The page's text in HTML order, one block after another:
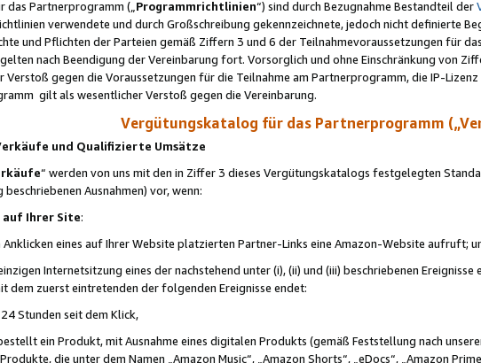
das Partnerprogramm („Programmrichtlinien“) sind durch Bezugnahme Bestandteil der
verwendete und durch Großschreibung gekennzeichnete, jedoch nicht definierte
und Pflichten der Parteien gemäß Ziffern 3 und 6 der Teilnahmevoraussetzungen für
nach Beendigung der Vereinbarung fort. Vorsorglich und ohne Einschränkung von
Verstoß gegen die Voraussetzungen für die Teilnahme am Partnerprogramm, die IP-
gilt als wesentlicher Verstoß gegen die Vereinbarung.
Vergütungskatalog für das Partnerprogramm
und Qualifizierte Umsätze
“ werden von uns mit den in Ziffer 3 dieses Vergütungskatalogs festgelegten
Ausnahmen) vor, wenn:
Ihrer Site:
eines auf Ihrer Website platzierten Partner-Links eine Amazon-Website aufruft;
Internetsitzung eines der nachstehend unter (i), (ii) und (iii) beschriebenen
dem zuerst eintretenden der folgenden Ereignisse endet:
Stunden seit dem Klick,
ein Produkt, mit Ausnahme eines digitalen Produkts (gemäß Feststellung nach
die unter dem Namen „Amazon Music“, „Amazon Shorts“, „eDocs“, „Amazon